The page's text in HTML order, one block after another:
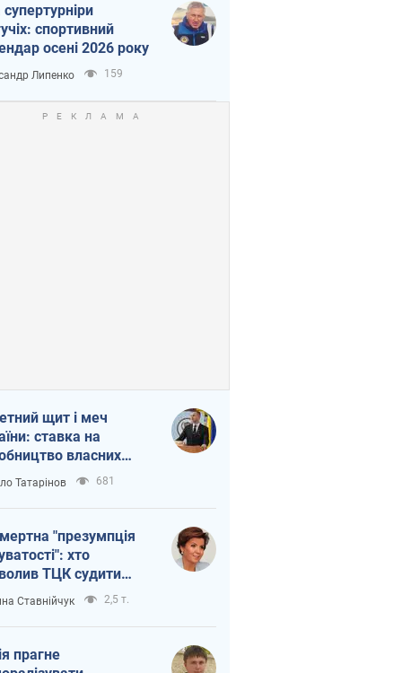
спортивний
осені 2026 року
Липенко 159
щит і меч
ставка на
власних
Татарінов 681
"презумпція
хто
ТЦК судити
захисників
Ставнійчук 2,5 т.
прагне